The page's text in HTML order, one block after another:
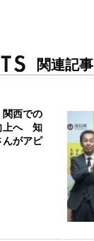
関連記事
関西での
上へ 知
んがアピ